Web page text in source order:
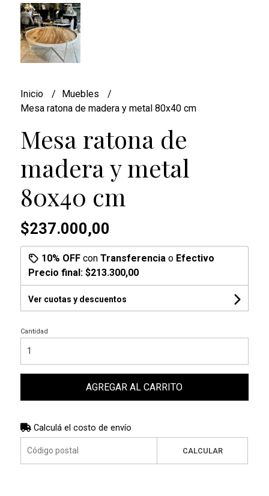
Inicio
Muebles
Mesa ratona de madera y metal 80x40 cm
Mesa ratona de
madera y metal
80x40 cm
$237.000,00
10% OFFcon Transferencia o Efectivo
Precio final: $213.300,00
Ver cuotas y descuentos
Cantidad
AGREGAR AL CARRITO
Calculá el costo de envío
CALCULAR